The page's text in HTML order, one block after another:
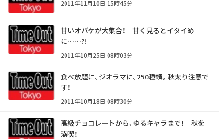
2011年11月10日 15時45分
甘いオバケが大集合！ 甘く見るとイタイめ
に……?!
2011年10月25日 08時03分
食べ放題に、ジオラマに、250種類。秋太り注意で
す！
2011年10月18日 08時30分
高級チョコレートから、ゆるキャラまで！ 秋を
満喫！